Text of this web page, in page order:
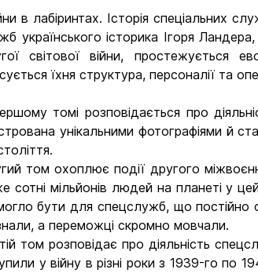
в лабіринтах. Історія спеціальних
українського історика Ігоря
світової війни, простежується
їхня структура, персоналії та
томі розповідається про
унікальними фотографіями й
том охоплює події другого
сотні мільйонів людей на планеті у
бути для спецслужб, що постійно
а переможці скромно мовчали.
том розповідає про діяльність
у війну в різні роки з 1939-го по